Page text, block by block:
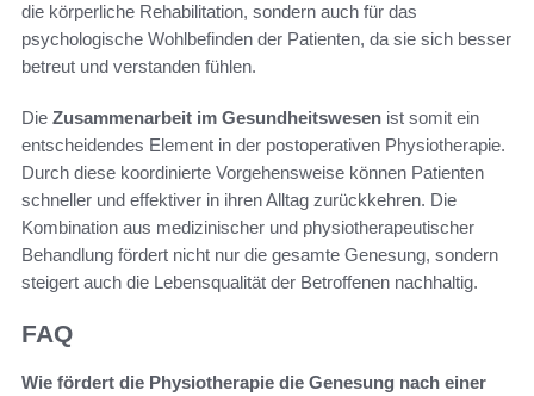
die körperliche Rehabilitation, sondern auch für das
psychologische Wohlbefinden der Patienten, da sie sich besser
betreut und verstanden fühlen.
Die Zusammenarbeit im Gesundheitswesen ist somit ein
entscheidendes Element in der postoperativen Physiotherapie.
Durch diese koordinierte Vorgehensweise können Patienten
schneller und effektiver in ihren Alltag zurückkehren. Die
Kombination aus medizinischer und physiotherapeutischer
Behandlung fördert nicht nur die gesamte Genesung, sondern
steigert auch die Lebensqualität der Betroffenen nachhaltig.
FAQ
Wie fördert die Physiotherapie die Genesung nach einer